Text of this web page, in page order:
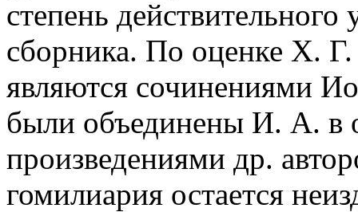
степень
сборника. По оценке Х.
являются сочинениями
были объединены И. А. в
произведениями др.
гомилиария остается